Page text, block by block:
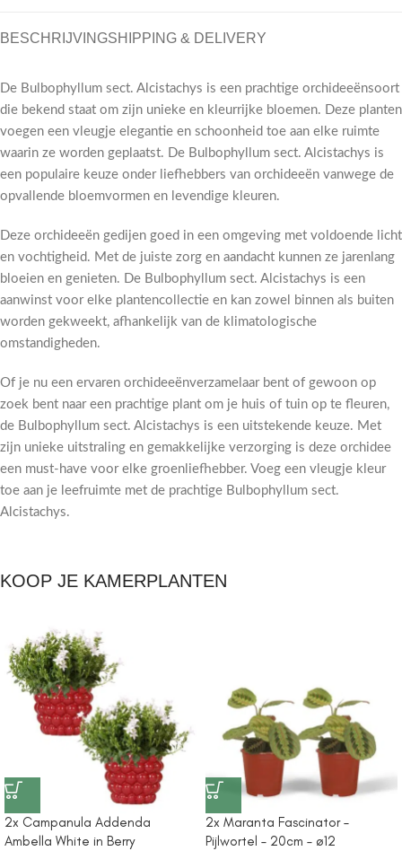
BESCHRIJVINGSHIPPING & DELIVERY
De Bulbophyllum sect. Alcistachys is een prachtige orchideeënsoort
die bekend staat om zijn unieke en kleurrijke bloemen. Deze planten
voegen een vleugje elegantie en schoonheid toe aan elke ruimte
waarin ze worden geplaatst. De Bulbophyllum sect. Alcistachys is
een populaire keuze onder liefhebbers van orchideeën vanwege de
opvallende bloemvormen en levendige kleuren.
Deze orchideeën gedijen goed in een omgeving met voldoende licht
en vochtigheid. Met de juiste zorg en aandacht kunnen ze jarenlang
bloeien en genieten. De Bulbophyllum sect. Alcistachys is een
aanwinst voor elke plantencollectie en kan zowel binnen als buiten
worden gekweekt, afhankelijk van de klimatologische
omstandigheden.
Of je nu een ervaren orchideeënverzamelaar bent of gewoon op
zoek bent naar een prachtige plant om je huis of tuin op te fleuren,
de Bulbophyllum sect. Alcistachys is een uitstekende keuze. Met
zijn unieke uitstraling en gemakkelijke verzorging is deze orchidee
een must-have voor elke groenliefhebber. Voeg een vleugje kleur
toe aan je leefruimte met de prachtige Bulbophyllum sect.
Alcistachys.
KOOP JE KAMERPLANTEN
2x Campanula Addenda
Ambella White in Berry
2x Maranta Fascinator –
Pijlwortel – 20cm – ø12